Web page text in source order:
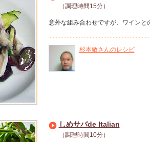
（調理時間15分）
意外な組み合わせですが、ワインと
杉本敏さんのレシピ
しめサバde Italian
（調理時間10分）